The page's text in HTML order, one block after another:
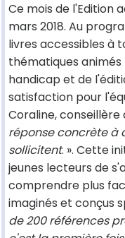
Ce mois de l'Edition
mars 2018. Au
livres accessibles à
thématiques
handicap et de
satisfaction pour
Coraline, conseillère
réponse concrète à
sollicitent. ». Cette
jeunes lecteurs de
comprendre plus
imaginés et conçus
de 200 références